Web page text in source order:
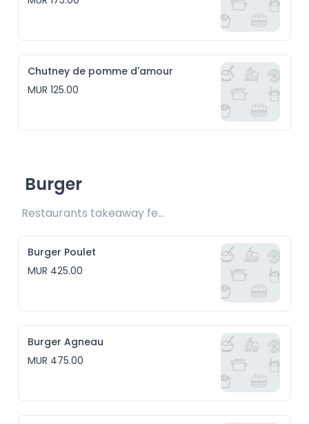
Chutney de pomme d'amour
MUR 125.00
Burger
Restaurants takeaway fee Rs25 included
Burger Poulet
MUR 425.00
Burger Agneau
MUR 475.00